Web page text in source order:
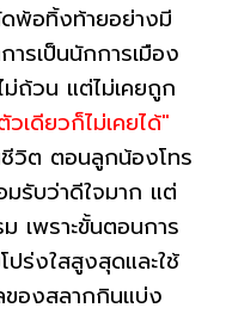
พ้อทิ้งท้ายอย่างมี
รเป็นนักการเมือง
ถ้วน แต่ไม่เคยถูก
เดียวก็ไม่เคยได้"
วิต ตอนลูกน้องโทร
มรับว่าดีใจมาก แต่
เพราะขั้นตอนการ
ร่งใสสูงสุดและใช้
ของสลากกินแบ่ง